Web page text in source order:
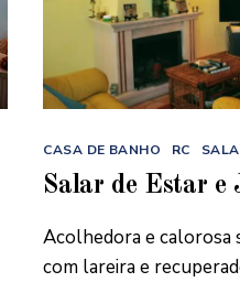
Categorias
CASA DE BANHO RC SALA
Salar de Estar e
Acolhedora e calorosa
com lareira e